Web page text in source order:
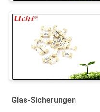
Glas-Sicherungen